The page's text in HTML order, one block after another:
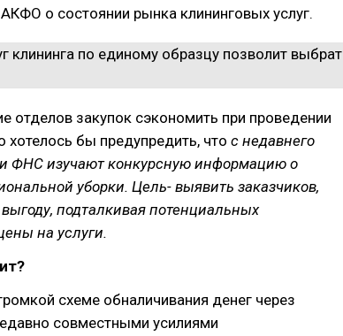
о состоянии рынка клининговых услуг.
отделов закупок сэкономить при проведении
хотелось бы предупредить, что с недавнего
ФНС изучают конкурсную информацию о
уборки. Цель- выявить заказчиков,
подталкивая потенциальных
на услуги.
схеме обналичивания денег через
совместными усилиями